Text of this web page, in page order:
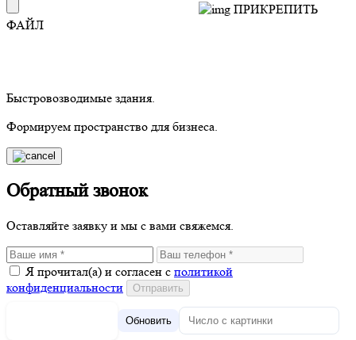
ПРИКРЕПИТЬ
ФАЙЛ
Быстровозводимые здания.
Формируем пространство для бизнеса.
Обратный звонок
Оставляйте заявку и мы с вами свяжемся.
Я прочитал(а) и согласен с политикой
конфиденциальности
Обновить